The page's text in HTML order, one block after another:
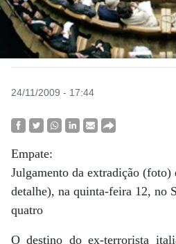
24/11/2009 - 17:44
Empate:
Julgamento da extradição (foto)
detalhe), na quinta-feira 12, no
quatro
O destino do ex-terrorista